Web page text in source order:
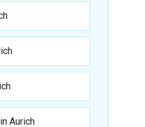
Aurich